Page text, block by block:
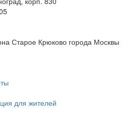
Старое Крюково города Москвы
для жителей